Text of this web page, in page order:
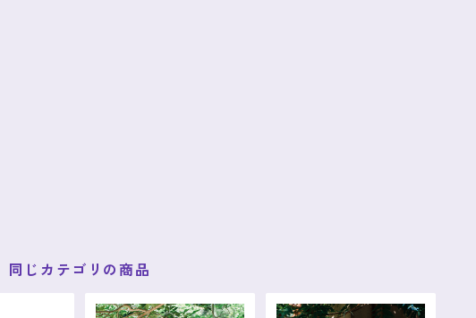
同じカテゴリの商品